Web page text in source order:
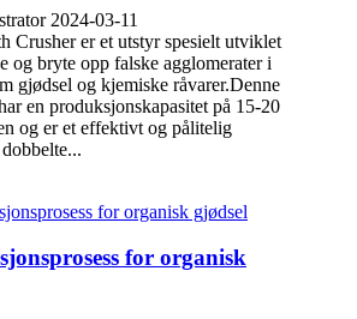
2024-03-11
Crusher er et utstyr spesielt utviklet
og bryte opp falske agglomerater i
gjødsel og kjemiske råvarer.Denne
en produksjonskapasitet på 15-20
og er et effektivt og pålitelig
for organisk